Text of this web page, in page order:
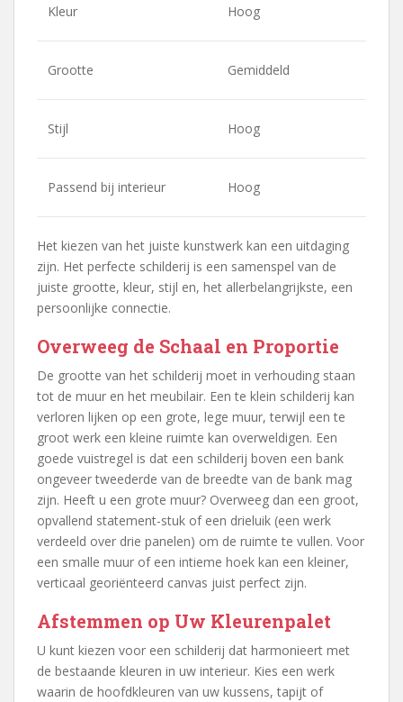
Kleur Hoog
Grootte Gemiddeld
Stijl Hoog
Passend bij interieur Hoog
Het kiezen van het juiste kunstwerk kan een uitdaging
zijn. Het perfecte schilderij is een samenspel van de
juiste grootte, kleur, stijl en, het allerbelangrijkste, een
persoonlijke connectie.
Overweeg de Schaal en Proportie
De grootte van het schilderij moet in verhouding staan
tot de muur en het meubilair. Een te klein schilderij kan
verloren lijken op een grote, lege muur, terwijl een te
groot werk een kleine ruimte kan overweldigen. Een
goede vuistregel is dat een schilderij boven een bank
ongeveer tweederde van de breedte van de bank mag
zijn. Heeft u een grote muur? Overweeg dan een groot,
opvallend statement-stuk of een drieluik (een werk
verdeeld over drie panelen) om de ruimte te vullen. Voor
een smalle muur of een intieme hoek kan een kleiner,
verticaal georiënteerd canvas juist perfect zijn.
Afstemmen op Uw Kleurenpalet
U kunt kiezen voor een schilderij dat harmonieert met
de bestaande kleuren in uw interieur. Kies een werk
waarin de hoofdkleuren van uw kussens, tapijt of